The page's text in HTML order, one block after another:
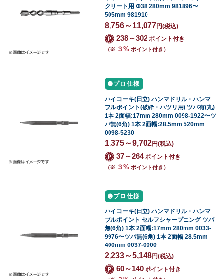
クリート用 Φ38 280mm 981896〜
505mm 981910
8,756～11,077円(税込)
238～302 ポイント付き
（※ ３% ポイント付き）
プロ仕様
ハイコーキ(日立) ハンマドリル・ハンマ
ブルポイント(破砕・ハツリ用) ツバ有(丸)
1本 2面幅:17mm 280mm 0098-1922〜ツ
バ無(6角) 1本 2面幅:28.5mm 520mm
0098-5230
1,375～9,702円(税込)
37～264ポイント付き
（※ ３% ポイント付き）
プロ仕様
ハイコーキ(日立) ハンマドリル・ハンマ
ブルポイント セルフシャープニング ツバ
無(6角) 1本 2面幅:17mm 280mm 0033-
9976〜ツバ無(6角) 1本 2面幅:28.5mm
400mm 0037-0000
2,233～5,148円(税込)
60～140 ポイント付き